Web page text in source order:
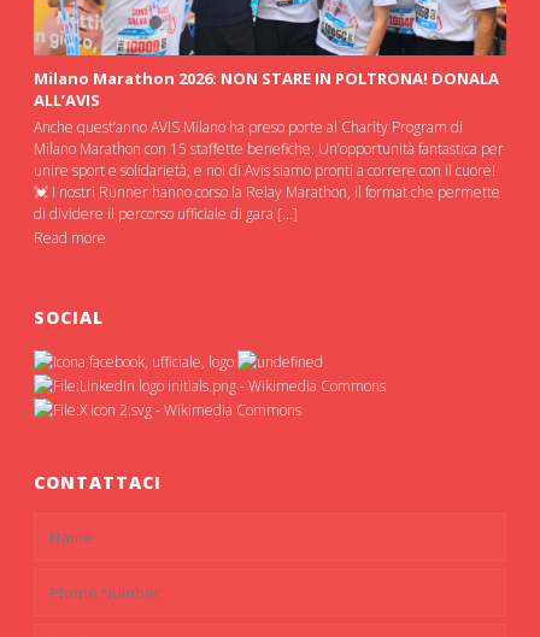
Milano Marathon 2026: NON STARE IN POLTRONA! DONALA
ALL’AVIS
Anche quest’anno AVIS Milano ha preso porte al Charity Program di
Milano Marathon con 15 staffette benefiche. Un’opportunità fantastica per
unire sport e solidarietà, e noi di Avis siamo pronti a correre con il cuore!
💓 I nostri Runner hanno corso la Relay Marathon, il format che permette
di dividere il percorso ufficiale di gara […]
Read more
SOCIAL
CONTATTACI